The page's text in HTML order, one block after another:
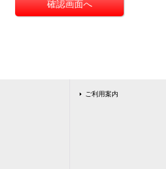
ご利用案内